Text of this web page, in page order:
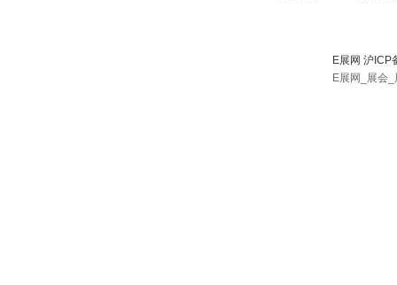
E展网 沪
E展网_展会